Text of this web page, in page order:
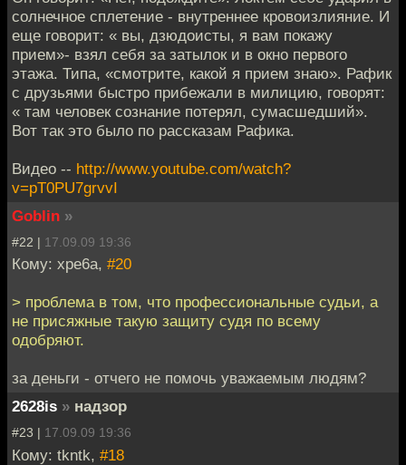
солнечное сплетение - внутреннее кровоизлияние. И
еще говорит: « вы, дзюдоисты, я вам покажу
прием»- взял себя за затылок и в окно первого
этажа. Типа, «смотрите, какой я прием знаю». Рафик
с друзьями быстро прибежали в милицию, говорят:
« там человек сознание потерял, сумасшедший».
Вот так это было по рассказам Рафика.
Видео -- http://www.youtube.com/watch?
v=pT0PU7grvvI
Goblin »
#22 | 17.09.09 19:36
Кому: xpe6a, #20
> проблема в том, что профессиональные судьи, а
не присяжные такую защиту судя по всему
одобряют.
за деньги - отчего не помочь уважаемым людям?
2628is » надзор
#23 | 17.09.09 19:36
Кому: tkntk, #18